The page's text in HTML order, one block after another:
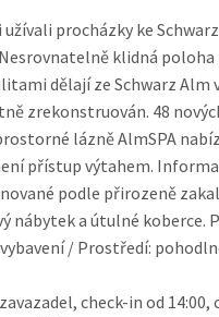
procházky ke
klidná
dělají ze Schwarz Alm
zrekonstruován. 48
lázně AlmSPA
přístup výtahem.
podle přirozeně
nábytek a útulné koberce.
/ Prostředí:
check-in od 14:00,